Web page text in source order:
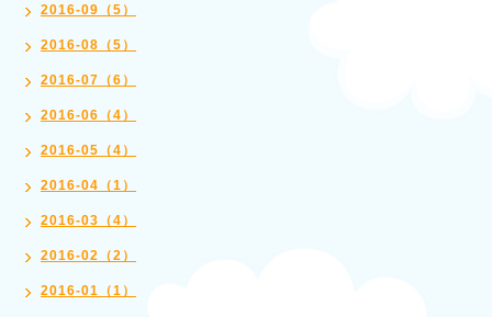
2016-09（5）
2016-08（5）
2016-07（6）
2016-06（4）
2016-05（4）
2016-04（1）
2016-03（4）
2016-02（2）
2016-01（1）